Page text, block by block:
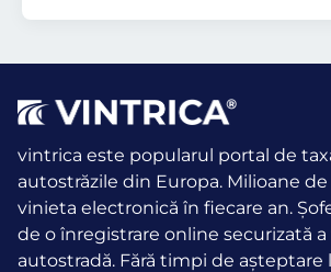
vintrica este popularul portal de
autostrăzile din Europa. Milioane
vinieta electronică în fiecare an.
de o înregistrare online securizată
autostradă. Fără timpi de așteptare